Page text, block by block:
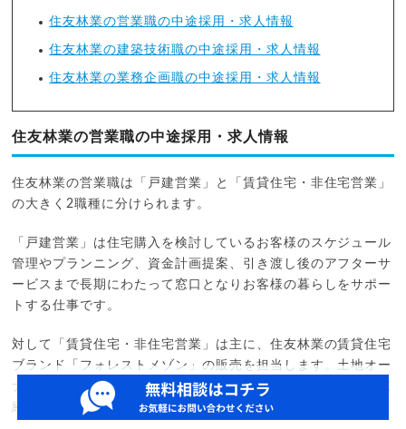
住友林業の営業職の中途採用・求人情報
住友林業の建築技術職の中途採用・求人情報
住友林業の業務企画職の中途採用・求人情報
住友林業の営業職の中途採用・求人情報
住友林業の営業職は「戸建営業」と「賃貸住宅・非住宅営業」
の大きく2職種に分けられます。
「戸建営業」は住宅購入を検討しているお客様のスケジュール
管理やプランニング、資金計画提案、引き渡し後のアフターサ
ービスまで長期にわたって窓口となりお客様の暮らしをサポー
トする仕事です。
対して「賃貸住宅・非住宅営業」は主に、住友林業の賃貸住宅
ブランド「フォレストメゾン」の販売を担当します。土地オー
ナー様の資産活用のために、長期的安定経営に向けた賃貸住宅
経営の事業計画を提案し、契約をもらう役割を担う職種です。